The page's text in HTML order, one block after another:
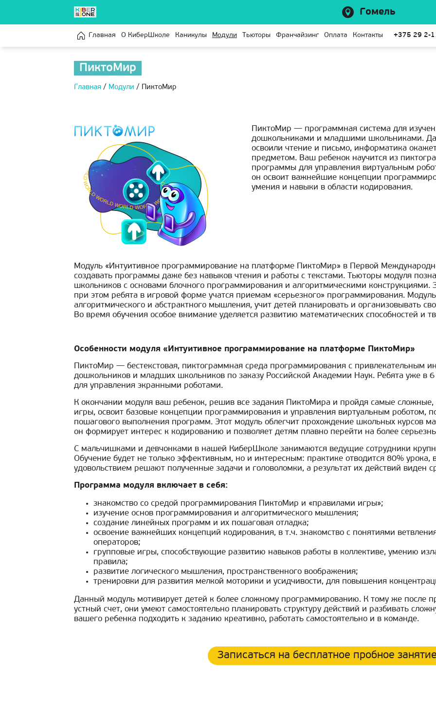
Гомель
Главная О КиберШколе Каникулы Модули Тьюторы Франчайзинг Оплата Контакты +375 29 2-
ПиктоМир
Главная / Модули / ПиктоМир
ПиктоМир — программная система для
дошкольниками и младшими школьниками.
освоили чтение и письмо, информатика
предметом. Ваш ребенок научится из
программы для управления виртуальным
он освоит важнейшие концепции
умения и навыки в области кодирования.
Модуль «Интуитивное программирование на платформе ПиктоМир» в Первой
создавать программы даже без навыков чтения и работы с текстами. Тьюторы модуля
школьников с основами блочного программирования и алгоритмическими конструкциями.
при этом ребята в игровой форме учатся приемам «серьезного» программирования.
алгоритмического и абстрактного мышления, учит детей планировать и организовывать
Во время обучения особое внимание уделяется развитию математических способностей и
Особенности модуля «Интуитивное программирование на платформе ПиктоМир»
ПиктоМир — бестекстовая, пиктограммная среда программирования с привлекательным
дошкольников и младших школьников по заказу Российской Академии Наук. Ребята уже в
для управления экранными роботами.
К окончании модуля ваш ребенок, решив все задания ПиктоМира и пройдя самые
игры, освоит базовые концепции программирования и управления виртуальным роботом,
пошагового выполнения программ. Этот модуль облегчит прохождение школьных курсов
он формирует интерес к кодированию и позволяет детям плавно перейти на более
С мальчишками и девчонками в нашей КиберШколе занимаются ведущие сотрудники
Обучение будет не только эффективным, но и интересным: практике отводится 80% урока,
удовольствием решают полученные задачи и головоломки, а результат их действий виден
Программа модуля включает в себя:
знакомство со средой программирования ПиктоМир и «правилами игры»;
изучение основ программирования и алгоритмического мышления;
создание линейных программ и их пошаговая отладка;
освоение важнейших концепций кодирования, в т.ч. знакомство с понятиями
операторов;
групповые игры, способствующие развитию навыков работы в коллективе, умению
правила;
развитие логического мышления, пространственного воображения;
тренировки для развития мелкой моторики и усидчивости, для повышения
Данный модуль мотивирует детей к более сложному программированию. К тому же после
устный счет, они умеют самостоятельно планировать структуру действий и разбивать
вашего ребенка подходить к заданию креативно, работать самостоятельно и в команде.
Записаться на бесплатное пробное